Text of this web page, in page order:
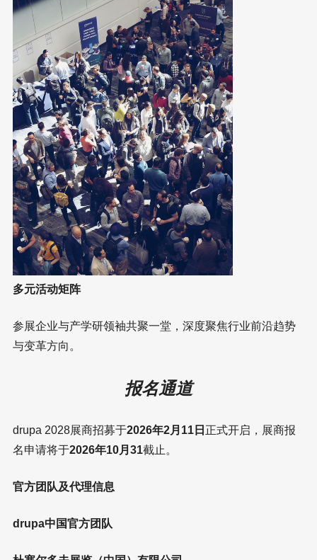
多元活动矩阵
参展企业与产学研领袖共聚一堂，深度聚焦行业前沿趋势
与变革方向。
报名通道
drupa 2028展商招募于2026年2月11日 正式开启，展商报
名申请将于2026年10月31截止。
官方团队及代理信息
drupa中国官方团队